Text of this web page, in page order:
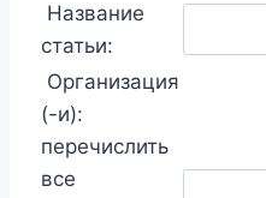
Название
статьи:
Организация
(-и):
перечислить
все